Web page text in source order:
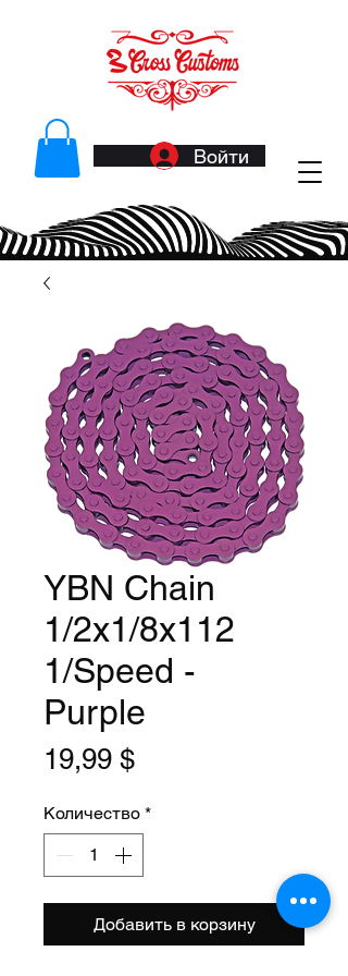
Войти
YBN Chain
1/2x1/8x112
1/Speed -
Purple
19,99 $Цена
Количество *
Добавить в корзину